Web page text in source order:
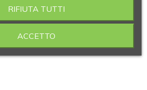
RIFIUTA TUTTI
ACCETTO